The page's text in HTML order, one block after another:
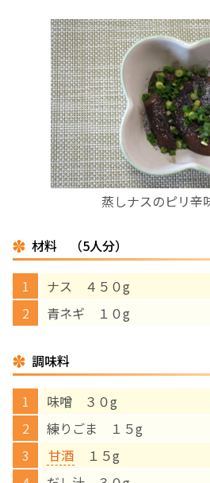
蒸しナスのピリ辛
材料 （5人分）
ナス ４５０g
青ネギ １０g
調味料
味噌 ３０g
練りごま １５g
甘酒 １５g
妊婦健診
お産につい
親と子の結びつ
母乳育児
その他の診療
‘さんルーム’ でさまざま
遠方にお住まいで当院での出
医師プロフィ